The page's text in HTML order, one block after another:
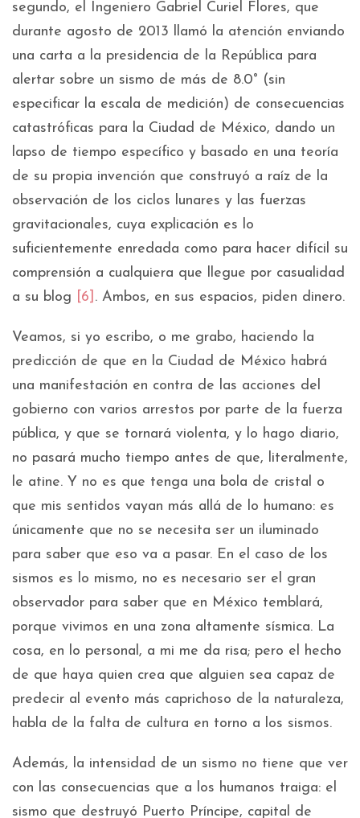
segundo, el Ingeniero Gabriel Curiel Flores, que
durante agosto de 2013 llamó la atención enviando
una carta a la presidencia de la República para
alertar sobre un sismo de más de 8.0° (sin
especificar la escala de medición) de consecuencias
catastróficas para la Ciudad de México, dando un
lapso de tiempo específico y basado en una teoría
de su propia invención que construyó a raíz de la
observación de los ciclos lunares y las fuerzas
gravitacionales, cuya explicación es lo
suficientemente enredada como para hacer difícil su
comprensión a cualquiera que llegue por casualidad
a su blog
[6] . Ambos, en sus espacios, piden dinero.
Veamos, si yo escribo, o me grabo, haciendo la
predicción de que en la Ciudad de México habrá
una manifestación en contra de las acciones del
gobierno con varios arrestos por parte de la fuerza
pública, y que se tornará violenta, y lo hago diario,
no pasará mucho tiempo antes de que, literalmente,
le atine. Y no es que tenga una bola de cristal o
que mis sentidos vayan más allá de lo humano: es
únicamente que no se necesita ser un iluminado
para saber que eso va a pasar. En el caso de los
sismos es lo mismo, no es necesario ser el gran
observador para saber que en México temblará,
porque vivimos en una zona altamente sísmica. La
cosa, en lo personal, a mi me da risa; pero el hecho
de que haya quien crea que alguien sea capaz de
predecir al evento más caprichoso de la naturaleza,
habla de la falta de cultura en torno a los sismos.
Además, la intensidad de un sismo no tiene que ver
con las consecuencias que a los humanos traiga: el
sismo que destruyó Puerto Príncipe, capital de